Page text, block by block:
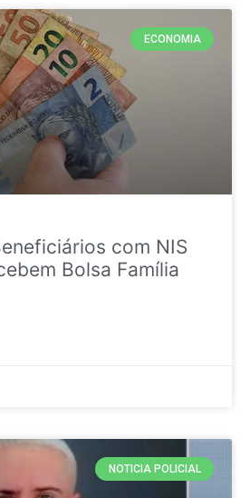
ECONOMIA
com NIS
Bolsa Família
NOTICIA POLICIAL